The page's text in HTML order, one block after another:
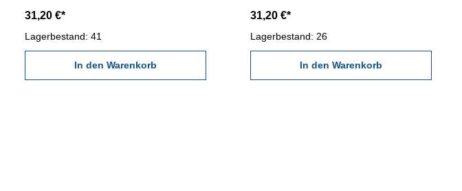
0,4 / 0,2 / 0,1 / 0,05 - Vergleichbereiche
in µ AA: 63 / 32 / 18 / 8 / 4 / 2
31,20 €*
Lagerbestand: 41
In den Warenkorb
3,2 / 1,6 / 0,8 / 0,4 - Vergleichbereiche in
µ AA: 500 / 250 / 125 / 63 / 32 / 16
31,20 €*
Lagerbestand: 26
In den Warenkorb